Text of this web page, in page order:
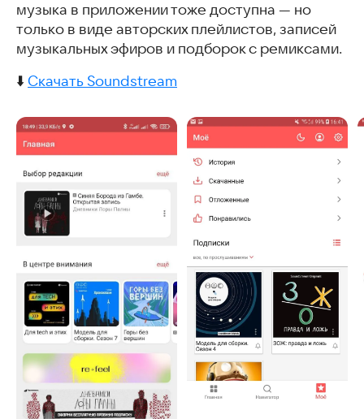
музыка в приложении тоже доступна — но
только в виде авторских плейлистов, записей
музыкальных эфиров и подборок с ремиксами.
⬇️ Скачать Soundstream